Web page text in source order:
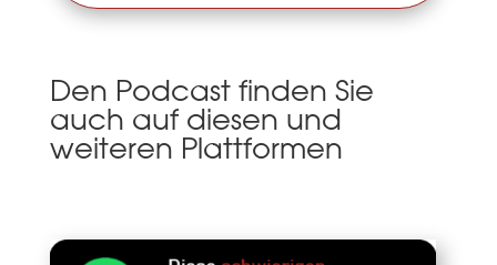
Den Podcast finden Sie
auch auf diesen und
weiteren Plattformen